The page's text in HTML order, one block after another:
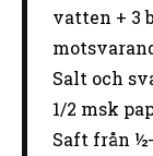
vatten + 3
Salt och
1/2 msk
Saft från